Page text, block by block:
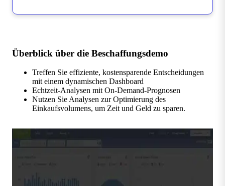
Überblick über die Beschaffungsdemo
Treffen Sie effiziente, kostensparende Entscheidungen
mit einem dynamischen Dashboard
Echtzeit-Analysen mit On-Demand-Prognosen
Nutzen Sie Analysen zur Optimierung des
Einkaufsvolumens, um Zeit und Geld zu sparen.